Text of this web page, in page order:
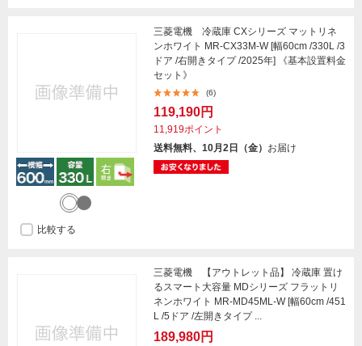
三菱電機 冷蔵庫 CXシリーズ マットリネ
ンホワイト MR-CX33M-W [幅60cm /330L /3
ドア /右開きタイプ /2025年] 《基本設置料金
セット》
(6)
119,190円
11,919ポイント
送料無料、10月2日（金） お届け
比較する
三菱電機 【アウトレット品】 冷蔵庫 置け
るスマート大容量 MDシリーズ フラットリ
ネンホワイト MR-MD45ML-W [幅60cm /451
L /5ドア /左開きタイプ ...
189,980円